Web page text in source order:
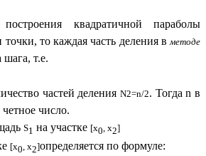
квадратичной параболы
то каждая часть деления в методе
шага, т.е.
частей деленияN2=n/2. Тогда n в
четное число.
S1 на участке [x0, x2]
[x0, x2]определяется по формуле: